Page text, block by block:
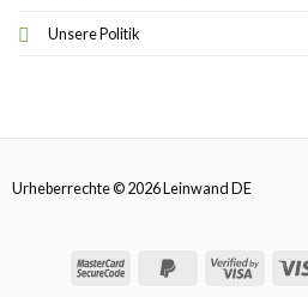
Unsere Politik
Urheberrechte © 2026 Leinwand DE